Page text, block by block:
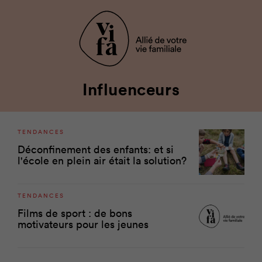
Influenceurs
TENDANCES
Déconfinement des enfants: et si
l'école en plein air était la solution?
TENDANCES
Films de sport : de bons
motivateurs pour les jeunes